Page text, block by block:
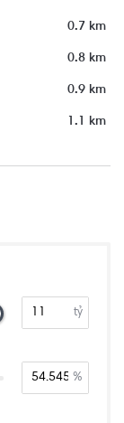
0.7 km
0.8 km
0.9 km
1.1 km
tỷ
%